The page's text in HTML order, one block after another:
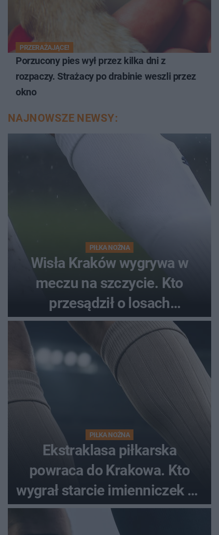
PRZERAŻAJĄCE!
Porzucony pies wył przez kilka dni z
rozpaczy. Strażacy po drabinie weszli przez
okno
NAJNOWSZE NEWSY:
PIŁKA NOŻNA
Wisła Kraków wygrywa w
meczu na szczycie. Kto
przesądził o losach
spotkania?
PIŁKA NOŻNA
Ekstraklasa piłkarska
powraca do Krakowa. Kto
wygrał starcie imienniczek na
pełnym stadionie